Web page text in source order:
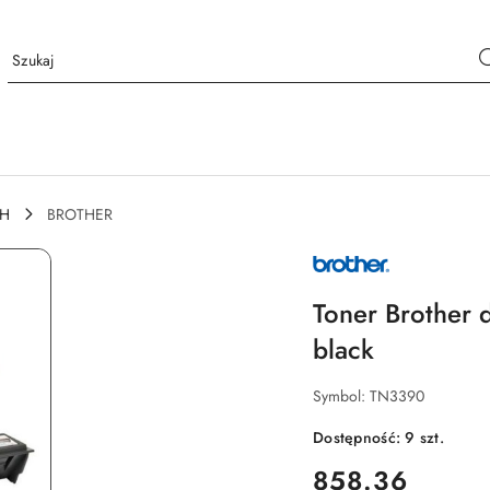
BROTHER
NAZWA
PRODUCENTA:
Toner Brother
black
Symbol: TN3390
Dostępność:9 szt.
cena:
858.36